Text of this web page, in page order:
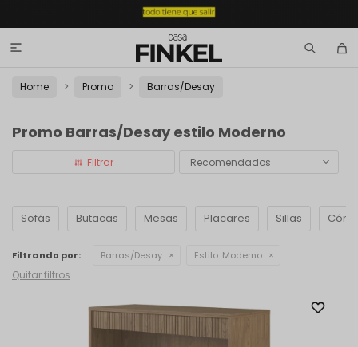

Home Promo Barras/Desay
Promo Barras/Desay estilo Moderno
Recomendados
Sofás Butacas Mesas Placares Sillas
Filtrando por: Barras/Desay Estilo: Moderno
Quitar filtros